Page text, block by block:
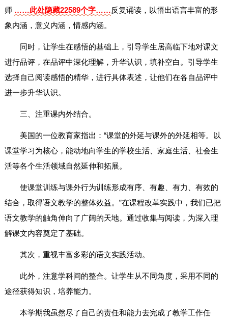
师 ……此处隐藏22589个字……反复诵读，以悟出语言丰富的形
象内涵，意义内涵，情感内涵。
同时，让学生在感悟的基础上，引导学生居高临下地对课文
进行品评，在品评中深化理解，升华认识，填补空白。引导学生
选择自己阅读感悟的精华，进行具体表述，让他们在各自品评中
进一步升华认识。
三、注重课内外结合。
美国的一位教育家指出：“课堂的外延与课外的外延相等。以
课堂学习为核心，能动地向学生的学校生活、家庭生活、社会生
活等各个生活领域自然延伸和拓展。
使课堂训练与课外行为训练形成有序、有趣、有力、有效的
结合，取得语文教学的整体效益。”在课程改革实践中，我们已把
语文教学的触角伸向了广阔的天地。通过收集与阅读，为深入理
解课文内容奠定了基础。
其次，重视丰富多彩的语文实践活动。
此外，注意学科间的整合。让学生从不同角度，采用不同的
途径获得知识，培养能力。
本学期我虽然尽了自己的责任和能力去完成了教学工作任